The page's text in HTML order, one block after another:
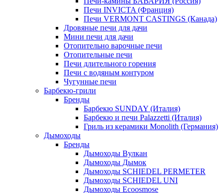
Печи INVICTA (Франция)
Печи VERMONT CASTINGS (Канада)
Дровяные печи для дачи
Мини печи для дачи
Отопительно варочные печи
Отопительные печи
Печи длительного горения
Печи с водяным контуром
Чугунные печи
Барбекю-грили
Бренды
Барбекю SUNDAY (Италия)
Барбекю и печи Palazzetti (Италия)
Гриль из керамики Monolith (Германия)
Дымоходы
Бренды
Дымоходы Вулкан
Дымоходы Дымок
Дымоходы SCHIEDEL PERMETER
Дымоходы SCHIEDEL UNI
Дымоходы Ecoosmose